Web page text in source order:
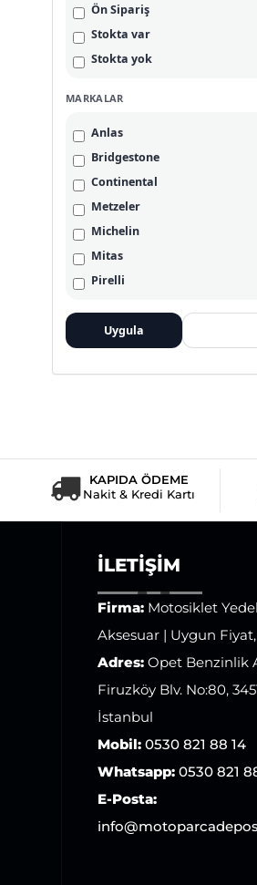
Ön Sipariş
Stokta var
Stokta yok
MARKALAR
Anlas
Bridgestone
Continental
Metzeler
Michelin
Mitas
Pirelli
Uygula
KAPIDA ÖDEME
Nakit & Kredi Kartı
İLETIŞIM
Firma: Motosiklet
Aksesuar | Uygun Fiyat,
Adres: Opet Benzinlik
Firuzköy Blv. No:80,
İstanbul
Mobil: 0530 821 88 14
Whatsapp: 0530 821
E-Posta: